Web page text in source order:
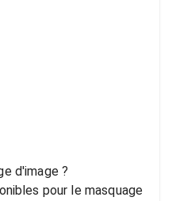
d'image ?
pour le masquage